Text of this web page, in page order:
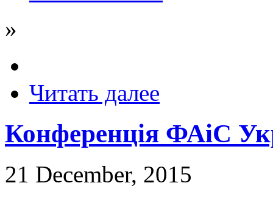
»
Читать далее
Конференція ФАіС
21 December, 2015